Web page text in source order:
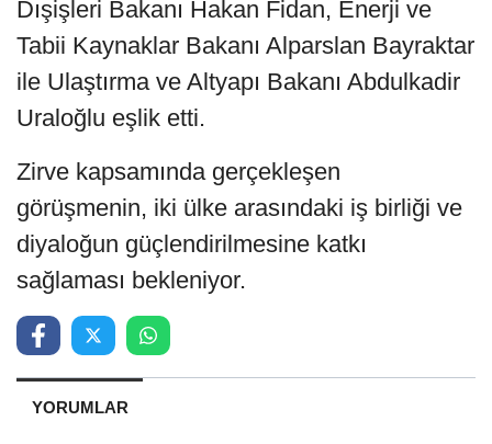
Dışişleri Bakanı Hakan Fidan, Enerji ve
Tabii Kaynaklar Bakanı Alparslan Bayraktar
ile Ulaştırma ve Altyapı Bakanı Abdulkadir
Uraloğlu eşlik etti.
Zirve kapsamında gerçekleşen
görüşmenin, iki ülke arasındaki iş birliği ve
diyaloğun güçlendirilmesine katkı
sağlaması bekleniyor.
YORUMLAR